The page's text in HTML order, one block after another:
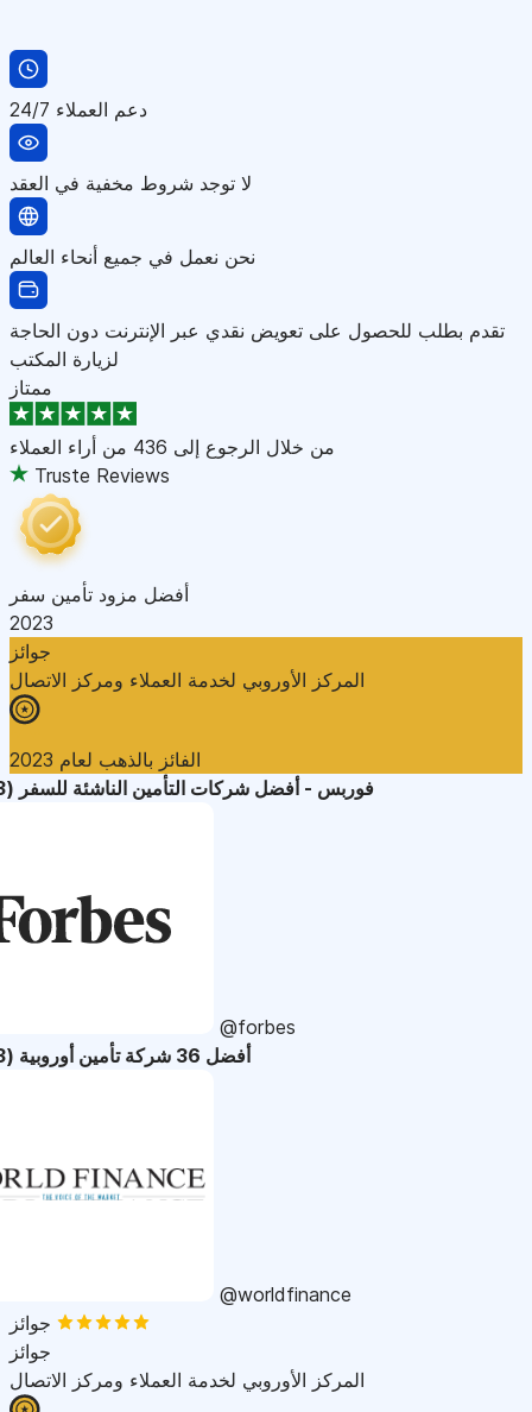
دعم العملاء 24/7
لا توجد شروط مخفية في العقد
نحن نعمل في جميع أنحاء العالم
تقدم بطلب للحصول على تعويض نقدي عبر الإنترنت دون الحاجة
لزيارة المكتب
ممتاز
من خلال الرجوع إلى 436 من أراء العملاء
Truste Reviews
أفضل مزود تأمين سفر
2023
جوائز
المركز الأوروبي لخدمة العملاء ومركز الاتصال
الفائز بالذهب لعام 2023
فوربس - أفضل شركات التأمين الناشئة للسفر (2023)
@forbes
أفضل 36 شركة تأمين أوروبية (2023)
@worldfinance
جوائز
المركز الأوروبي لخدمة العملاء ومركز الاتصال